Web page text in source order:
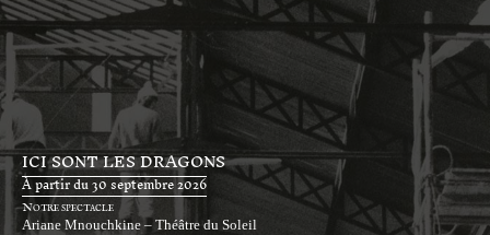
ICI SONT LES DRAGONS
À partir du 30 septembre 2026
Notre spectacle
Ariane Mnouchkine – Théâtre du Soleil